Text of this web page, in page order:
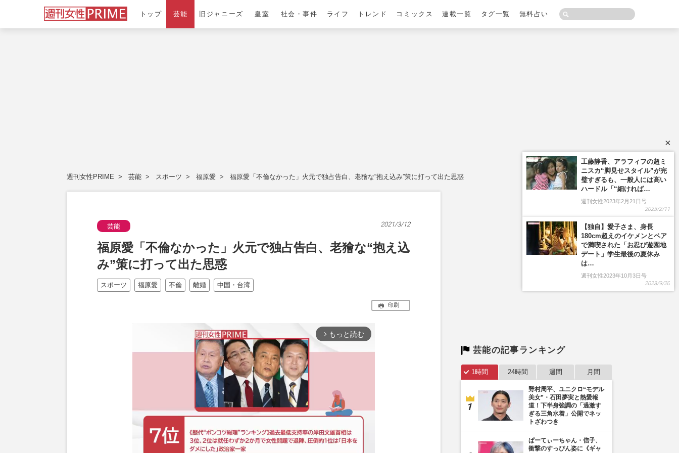
トップ 芸能 旧ジャニーズ 皇室 社会・事件 ライフ トレンド コミックス 連載一覧 タグ一覧 無料占い
週刊女性PRIME 芸能 スポーツ 福原愛 福原愛「不倫なかった」火元で独占告白、老獪な“抱え込み”策に打って出た思惑
芸能 2021/3/12
福原愛「不倫なかった」火元で独占告白、老獪な“抱え込
み”策に打って出た思惑
スポーツ 福原愛 不倫 離婚 中国・台湾
印刷
arrow_forward_ios もっと読む
芸能の記事ランキング
1時間 24時間 週間 月間
野村周平、ユニクロ“モデル
美女”・石田夢実と熱愛報
道！下半身強調の「過激す
ぎる三角水着」公開でネッ
トざわつき
ぱーてぃーちゃん・信子、
衝撃のすっぴん姿に《ギャ
×
工藤静香、アラフィフの超ミ
ニスカ“脚見せスタイル”が完
璧すぎるも、一般人には高い
ハードル「“細ければ…
週刊女性2023年2月21日号
2023/2/11
【独自】愛子さま、身長
180cm超えのイケメンとペア
で満喫された「お忍び遊園地
デート」学生最後の夏休み
は…
週刊女性2023年10月3日号
2023/9/20